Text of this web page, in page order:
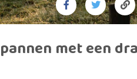
met een